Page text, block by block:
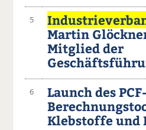
5
Martin
Mitglied der
6
Launch des PCF-
Klebstoffe und